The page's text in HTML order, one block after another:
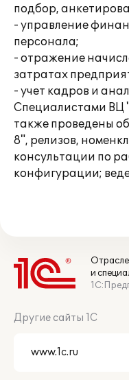
подбор,
- управление
персонала;
- отражение
затратах
- учет кадров и
Специалистами ВЦ
также проведены
8", релизов,
консультации по
конфигурации;
и
Другие сайты 1С